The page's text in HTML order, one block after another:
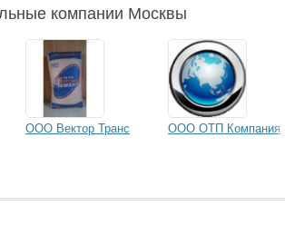
компании Москвы
ООО Вектор Транс ООО ОТП Компания